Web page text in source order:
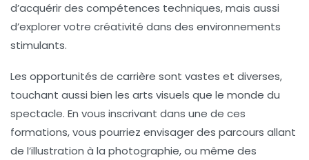
d’acquérir des compétences techniques, mais aussi
d’explorer votre créativité dans des environnements
stimulants.
Les opportunités de carrière sont vastes et diverses,
touchant aussi bien les arts visuels que le monde du
spectacle. En vous inscrivant dans une de ces
formations, vous pourriez envisager des parcours allant
de l’illustration à la photographie, ou même des